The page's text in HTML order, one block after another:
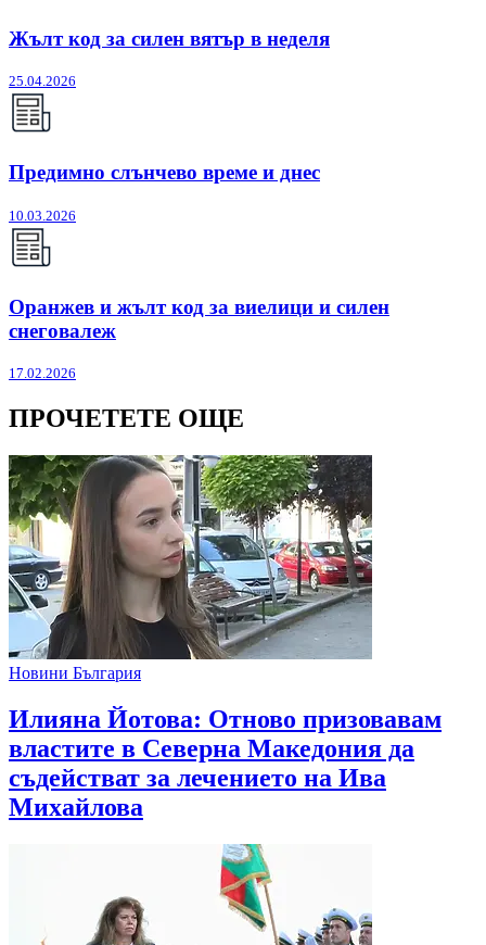
Жълт код за силен вятър в неделя
25.04.2026
Предимно слънчево време и днес
10.03.2026
Оранжев и жълт код за виелици и силен
снеговалеж
17.02.2026
ПРОЧЕТЕТЕ ОЩЕ
Новини България
Илияна Йотова: Отново призовавам
властите в Северна Македония да
съдействат за лечението на Ива
Михайлова